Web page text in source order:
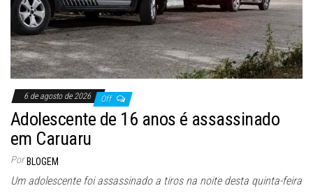
6 de agosto de 2026 Off
Adolescente de 16 anos é assassinado
em Caruaru
Por BLOGEM
Um adolescente foi assassinado a tiros na noite desta quinta-feira